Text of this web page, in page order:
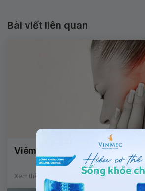
Bài viết liên quan
Viêm ống tai ngoài có mủ
Xem thêm